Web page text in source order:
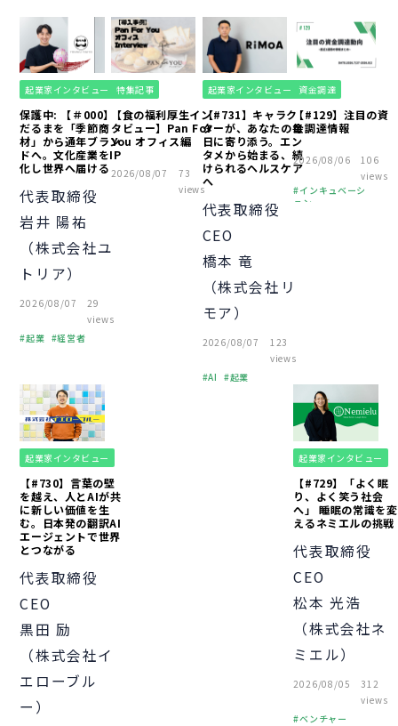
起業家インタビュー
保護中: 【＃000】
だるまを「季節商
材」から通年ブラン
ドへ。文化産業をIP
化し世界へ届ける
代表取締役
岩井 陽祐
（株式会社ユ
トリア）
2026/08/07
29
views
起業
経営者
特集記事
【食の福利厚生イン
タビュー】Pan For
You オフィス編
2026/08/07
73
views
起業家インタビュー
【#731】キャラク
ターが、あなたの毎
日に寄り添う。エン
タメから始まる、続
けられるヘルスケア
へ
代表取締役
CEO
橋本 竜
（株式会社リ
モア）
2026/08/07
123
views
AI
起業
資金調達
【#129】注目の資
金調達情報
2026/08/06
106
views
インキュベーシ
ョン
起業家インタビュー
【#730】言葉の壁
を越え、人とAIが共
に新しい価値を生
む。日本発の翻訳AI
エージェントで世界
とつながる
代表取締役
CEO
黒田 励
（株式会社イ
エローブル
ー）
起業家インタビュー
【#729】「よく眠
り、よく笑う社会
へ」 睡眠の常識を変
えるネミエルの挑戦
代表取締役
CEO
松本 光浩
（株式会社ネ
ミエル）
2026/08/05
312
views
ベンチャー